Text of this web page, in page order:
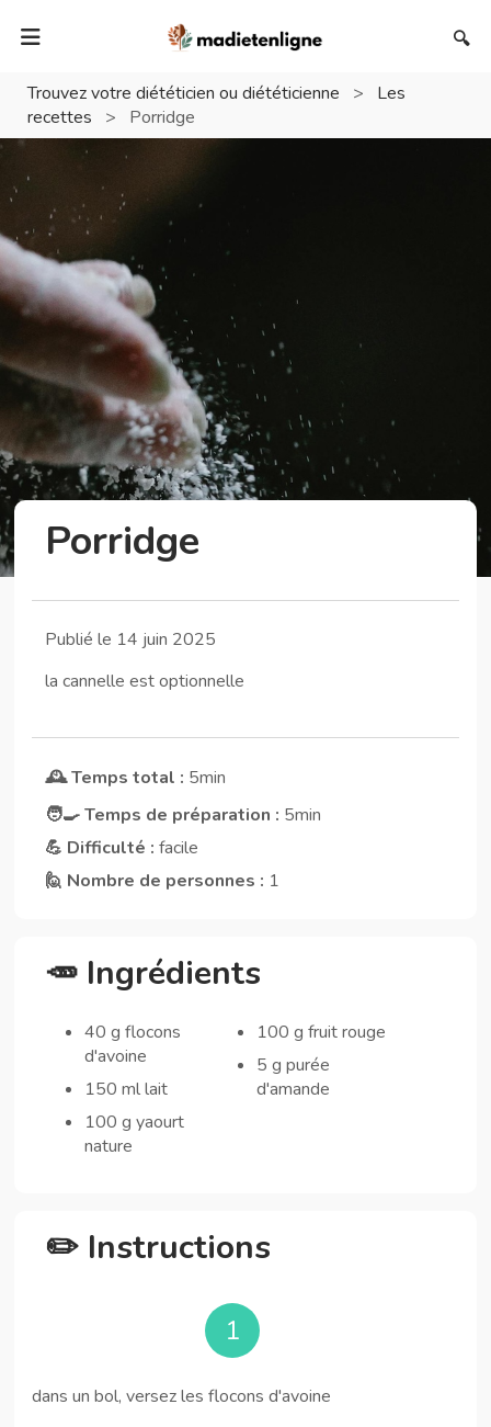
🔍
Trouvez votre diététicien ou diététicienne >
Les
recettes
> Porridge
Porridge
Publié le 14 juin 2025
la cannelle est optionnelle
🕰️ Temps total : 5min
🧑‍🍳 Temps de préparation : 5min
💪 Difficulté : facile
🙋 Nombre de personnes : 1
🥕 Ingrédients
40 g flocons
d'avoine
150 ml lait
100 g yaourt
nature
100 g fruit rouge
5 g purée
d'amande
✏️ Instructions
1
dans un bol, versez les flocons d'avoine